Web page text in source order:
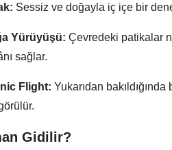
Sessiz ve doğayla iç içe bir
Yürüyüşü: Çevredeki patikalar
sağlar.
Flight: Yukarıdan
Gidilir?